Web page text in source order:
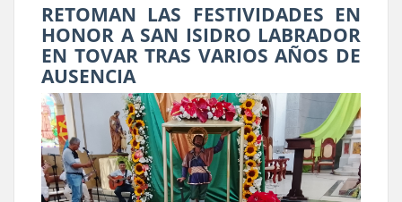
RETOMAN LAS FESTIVIDADES EN
HONOR A SAN ISIDRO LABRADOR
EN TOVAR TRAS VARIOS AÑOS DE
AUSENCIA